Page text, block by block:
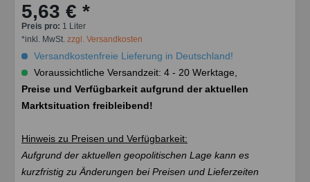
5,63 € *
Preis pro: 1 Liter
*inkl. MwSt. zzgl. Versandkosten
Versandkostenfreie Lieferung in Deutschland!
Voraussichtliche Versandzeit: 4 - 20 Werktage,
Preise und Verfügbarkeit aufgrund der aktuellen
Marktsituation freibleibend!
Hinweis zu Preisen und Verfügbarkeit:
Aufgrund der aktuellen geopolitischen Lage kann es
kurzfristig zu Änderungen bei Preisen und Lieferzeiten